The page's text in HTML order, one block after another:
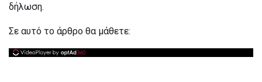
δήλωση.
Σε αυτό το άρθρο θα μάθετε: